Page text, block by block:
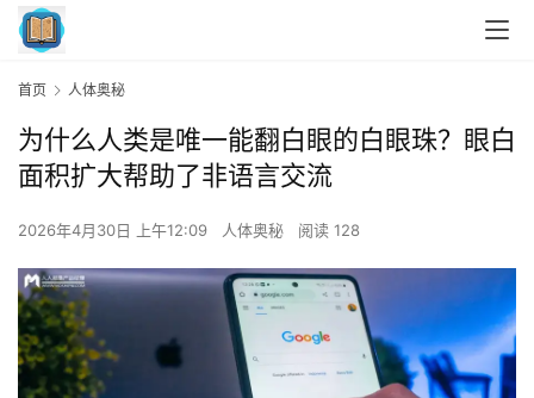
首页 人体奥秘
为什么人类是唯一能翻白眼的白眼珠？眼白
面积扩大帮助了非语言交流
2026年4月30日 上午12:09 人体奥秘 阅读 128